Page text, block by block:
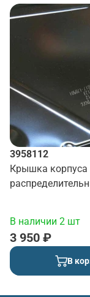
3958112
Крышка корпуса
В наличии 2 шт
3 950 ₽
В